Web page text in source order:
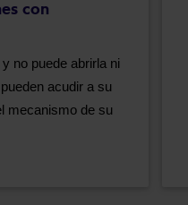
con
no puede abrirla ni
acudir a su
mecanismo de su